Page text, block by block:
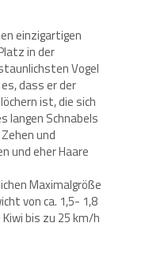
einzigartigen
in der
Vogel
dass er der
ist, die sich
langen Schnabels
und
und eher Haare
Maximalgröße
von ca. 1,5- 1,8
bis zu 25 km/h